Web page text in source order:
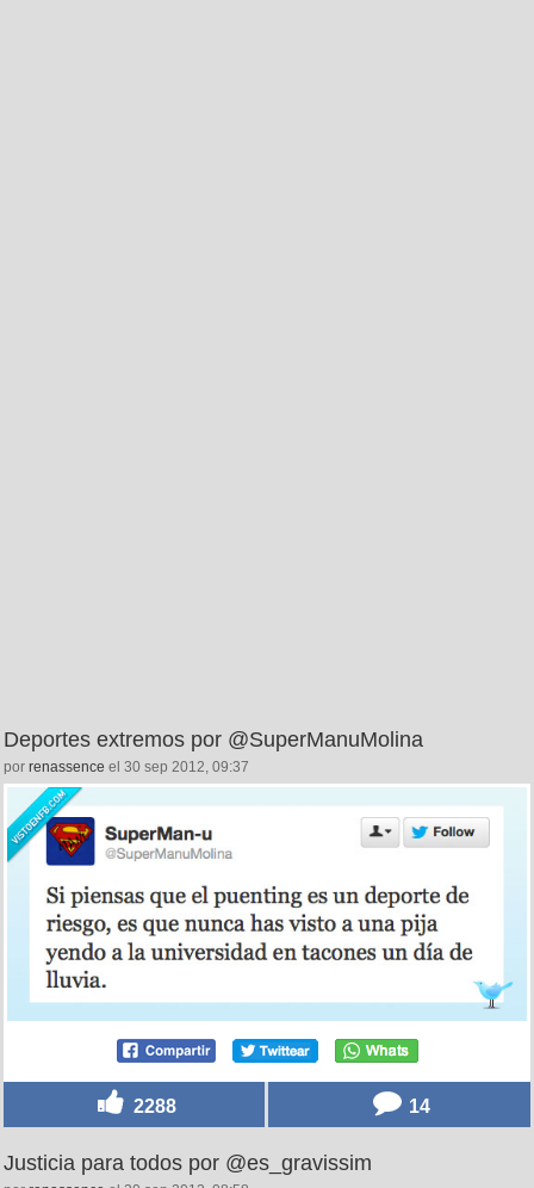
Deportes extremos por @SuperManuMolina
por renassence el 30 sep 2012, 09:37
2288 14
Justicia para todos por @es_gravissim